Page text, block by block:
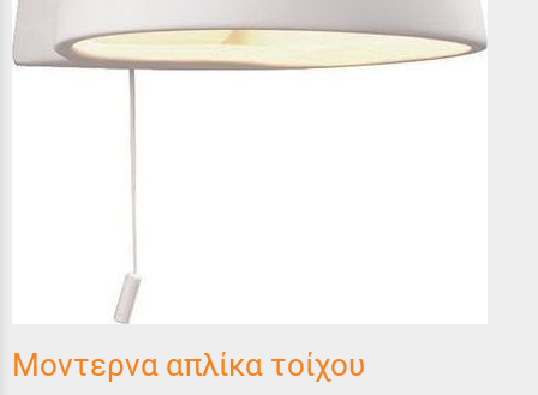
Μοντερνα απλίκα τοίχου